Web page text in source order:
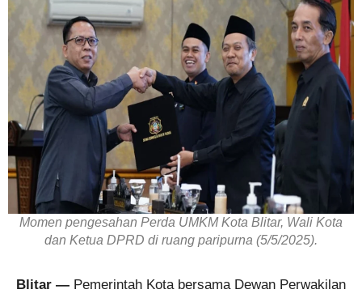
Momen pengesahan Perda UMKM Kota Blitar, Wali Kota
dan Ketua DPRD di ruang paripurna (5/5/2025).
Blitar — Pemerintah Kota bersama Dewan Perwakilan